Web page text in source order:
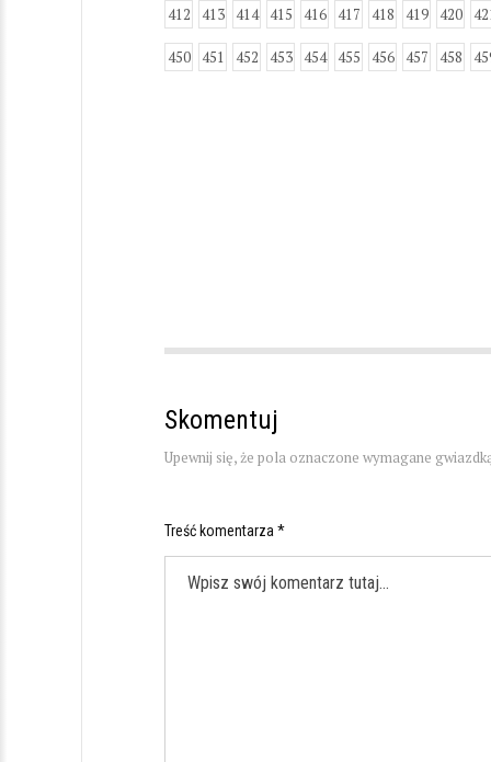
412 413 414 415 416 417 418 419 420
450 451 452 453 454 455 456 457 458
Skomentuj
Upewnij się, że pola oznaczone wymagane
Treść komentarza *